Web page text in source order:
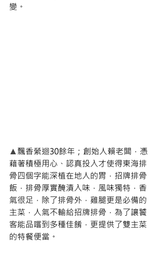
變。
▲飄香縈迴30餘年；創始人賴老闆，憑
藉著積極用心、認真投入才使得東海排
骨四個字能深植在地人的胃，招牌排骨
飯，排骨厚實醃漬入味，風味獨特，香
氣很足，除了排骨外，雞腿更是必備的
主菜，人氣不輸給招牌排骨，為了讓饕
客能品嚐到多種佳餚，更提供了雙主菜
的特餐便當。